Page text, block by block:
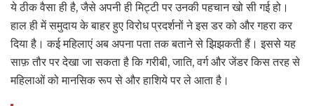
ये ठीक वैसा ही है, जैसे अपनी ही मिट्टी पर उनकी पहचान खो सी गई हो।
हाल ही में समुदाय के बाहर हुए विरोध प्रदर्शनों ने इस डर को और गहरा कर
दिया है। कई महिलाएं अब अपना पता तक बताने से झिझकती हैं। इससे यह
साफ़ तौर पर देखा जा सकता है कि गरीबी, जाति, वर्ग और जेंडर किस तरह से
महिलाओं को मानसिक रूप से और हाशिये पर ले आता है।